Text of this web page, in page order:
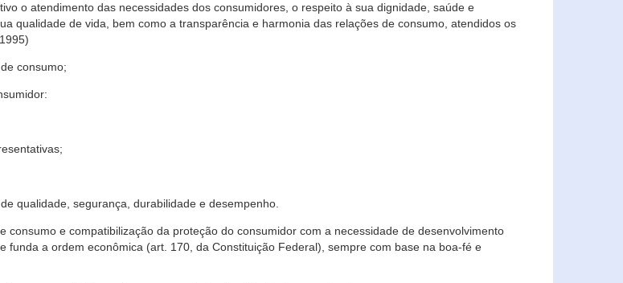
o atendimento das necessidades dos consumidores, o respeito à sua dignidade, saúde e
qualidade de vida, bem como a transparência e harmonia das relações de consumo, atendidos os
consumo;
segurança, durabilidade e desempenho.
consumo e compatibilização da proteção do consumidor com a necessidade de desenvolvimento
a ordem econômica (art. 170, da Constituição Federal), sempre com base na boa-fé e